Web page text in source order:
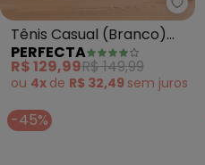
Tênis Casual (Branco)
em Sintético
PERFECTA
R$ 129,99R$ 149,99
ou 4x de R$ 32,49 sem juros
-45%